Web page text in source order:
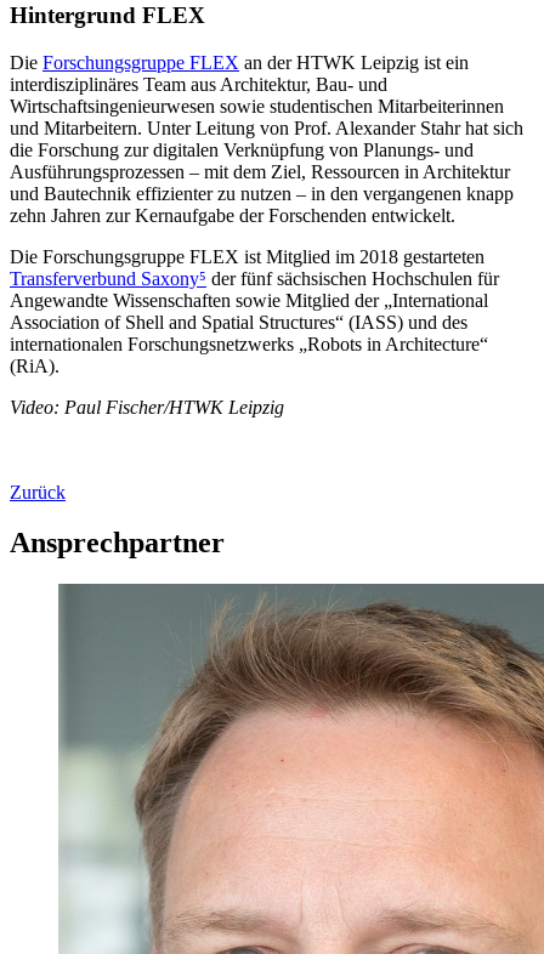
Hintergrund FLEX
Die Forschungsgruppe FLEX an der HTWK Leipzig ist ein
interdisziplinäres Team aus Architektur, Bau- und
Wirtschaftsingenieurwesen sowie studentischen Mitarbeiterinnen
und Mitarbeitern. Unter Leitung von Prof. Alexander Stahr hat sich
die Forschung zur digitalen Verknüpfung von Planungs- und
Ausführungsprozessen – mit dem Ziel, Ressourcen in Architektur
und Bautechnik effizienter zu nutzen – in den vergangenen knapp
zehn Jahren zur Kernaufgabe der Forschenden entwickelt.
Die Forschungsgruppe FLEX ist Mitglied im 2018 gestarteten
Transferverbund Saxony⁵ der fünf sächsischen Hochschulen für
Angewandte Wissenschaften sowie Mitglied der „International
Association of Shell and Spatial Structures“ (IASS) und des
internationalen Forschungsnetzwerks „Robots in Architecture“
(RiA).
Video: Paul Fischer/HTWK Leipzig
Zurück
Ansprechpartner